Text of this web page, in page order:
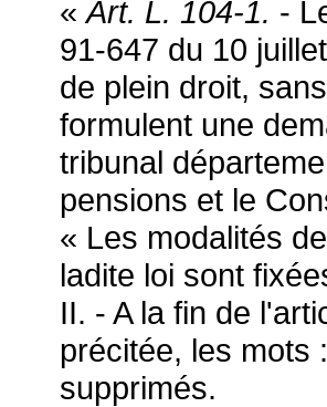
« Art. L. 104-1. -
91-647 du 10
de plein droit,
formulent une
tribunal
pensions et le
« Les modalités
ladite loi sont
II. - A la fin de
précitée, les mots
supprimés.